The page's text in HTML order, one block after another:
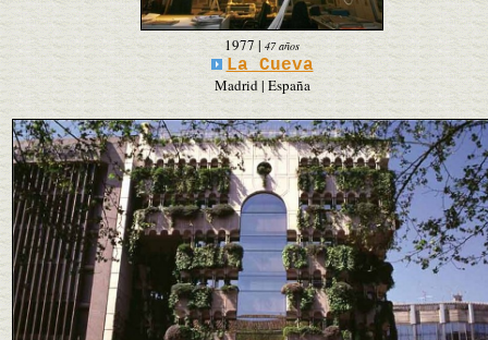
1977 | 47 años
La Cueva
Madrid | España